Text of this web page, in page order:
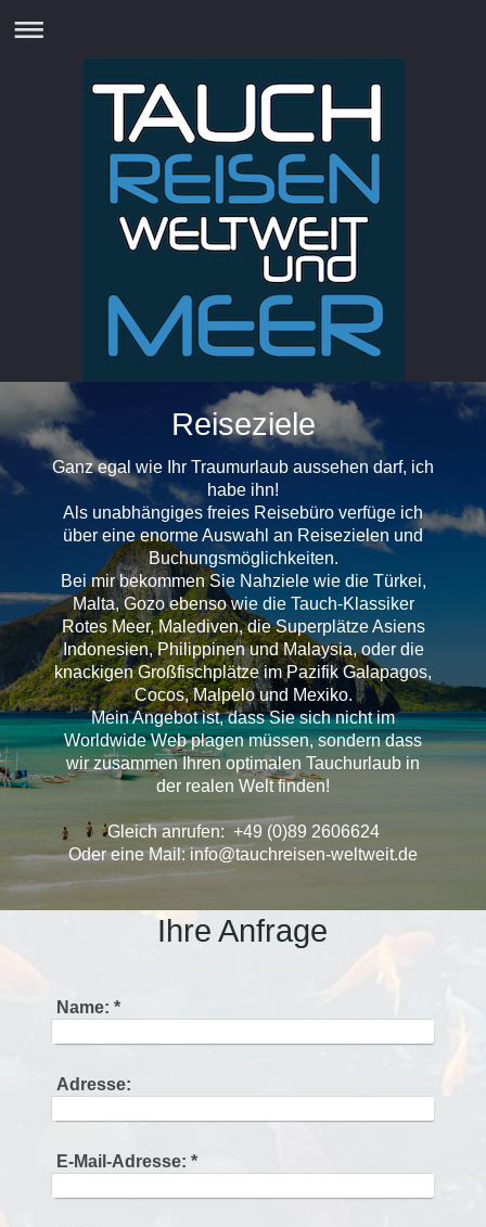
Reiseziele
Ganz egal wie Ihr Traumurlaub aussehen darf, ich
habe ihn!
Als unabhängiges freies Reisebüro verfüge ich
über eine enorme Auswahl an Reisezielen und
Buchungsmöglichkeiten.
Bei mir bekommen Sie Nahziele wie die Türkei,
Malta, Gozo ebenso wie die Tauch-Klassiker
Rotes Meer, Malediven, die Superplätze Asiens
Indonesien, Philippinen und Malaysia, oder die
knackigen Großfischplätze im Pazifik Galapagos,
Cocos, Malpelo und Mexiko.
Mein Angebot ist, dass Sie sich nicht im
Worldwide Web plagen müssen, sondern dass
wir zusammen Ihren optimalen Tauchurlaub in
der realen Welt finden!
Gleich anrufen: +49 (0)89 2606624
Oder eine Mail: info@tauchreisen-weltweit.de
Ihre Anfrage
Name: *
Adresse:
E-Mail-Adresse: *